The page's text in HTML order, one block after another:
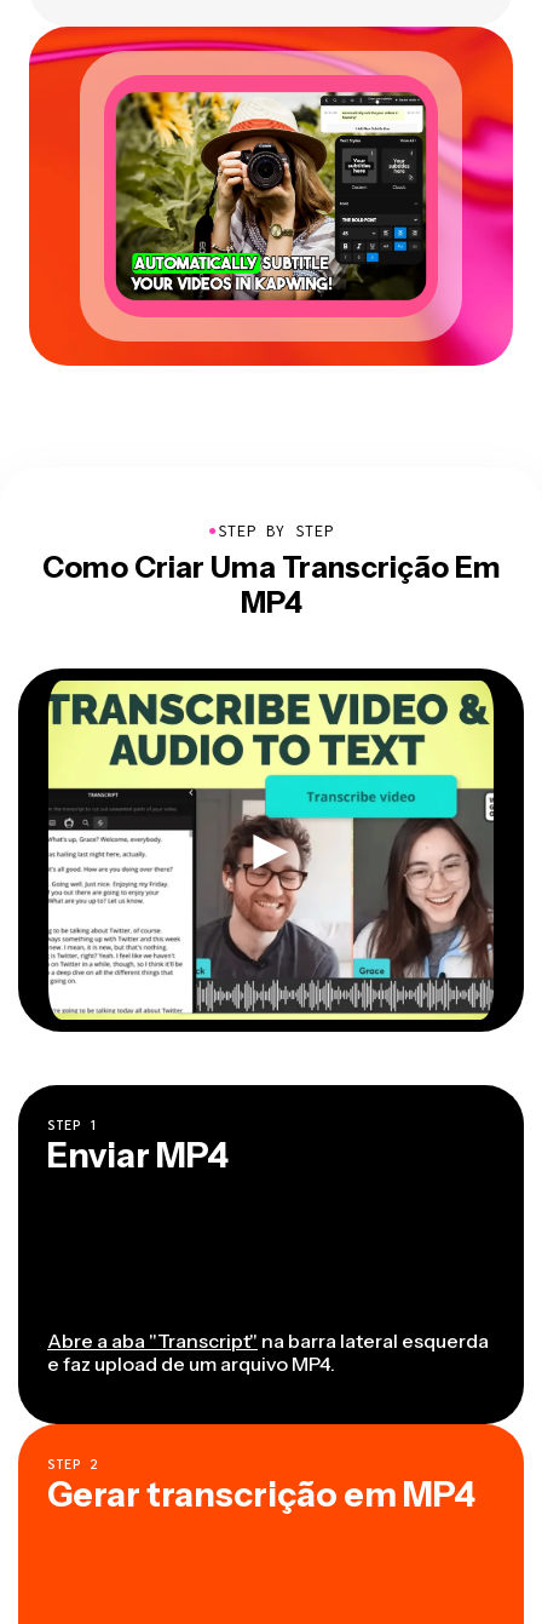
●STEP BY STEP
Como Criar Uma Transcrição Em
MP4
STEP 1
Enviar MP4
Abre a aba "Transcript" na barra lateral esquerda
e faz upload de um arquivo MP4.
STEP 2
Gerar transcrição em MP4